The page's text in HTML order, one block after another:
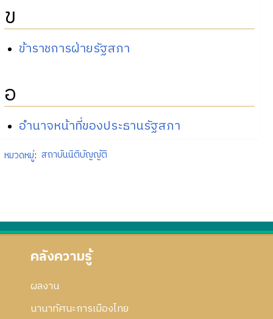
ข
ข้าราชการฝ่ายรัฐสภา
อ
อำนาจหน้าที่ของประธานรัฐสภา
หมวดหมู่: สถาบันนิติบัญญัติ
คลังความรู้
ผลงาน
นานาทัศนะการเมืองไทย